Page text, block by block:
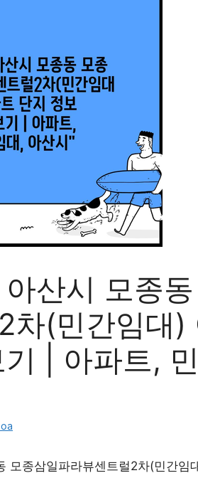
산시 모종
차(민간임대)
| 아파트,
모종삼일파라뷰센트럴2차(민간